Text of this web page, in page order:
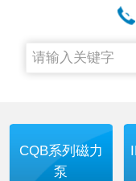
CQB系列磁力
泵